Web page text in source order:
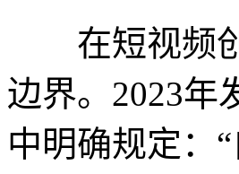
在短视频创
边界。2023年
中明确规定：